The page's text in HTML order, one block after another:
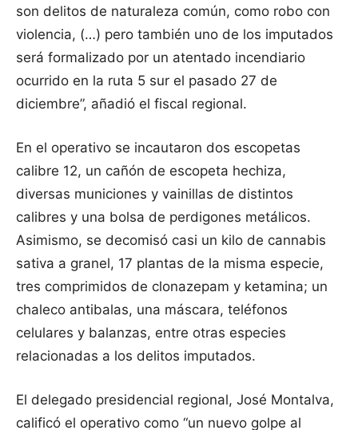
son delitos de naturaleza común, como robo con
violencia, (…) pero también uno de los imputados
será formalizado por un atentado incendiario
ocurrido en la ruta 5 sur el pasado 27 de
diciembre”, añadió el fiscal regional.
En el operativo se incautaron dos escopetas
calibre 12, un cañón de escopeta hechiza,
diversas municiones y vainillas de distintos
calibres y una bolsa de perdigones metálicos.
Asimismo, se decomisó casi un kilo de cannabis
sativa a granel, 17 plantas de la misma especie,
tres comprimidos de clonazepam y ketamina; un
chaleco antibalas, una máscara, teléfonos
celulares y balanzas, entre otras especies
relacionadas a los delitos imputados.
El delegado presidencial regional, José Montalva,
calificó el operativo como “un nuevo golpe al